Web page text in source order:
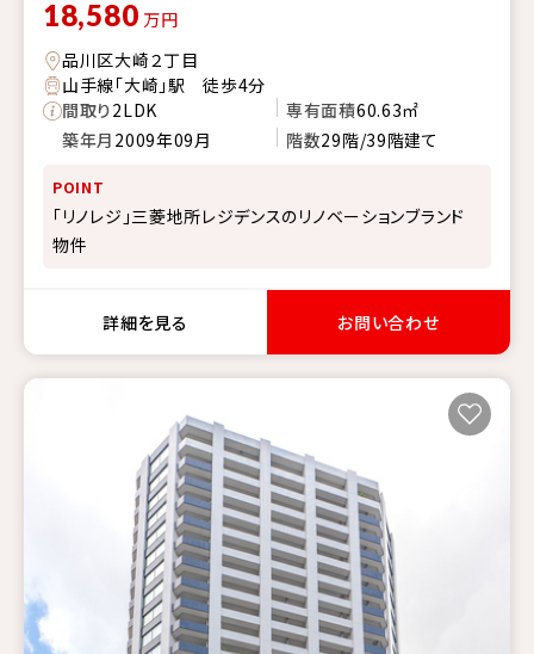
18,580 万円
品川区大崎２丁目
山手線「大崎」駅 徒歩4分
間取り2LDK 専有面積60.63㎡
築年月 2009年09月 階数29階/39階建て
POINT
「リノレジ」三菱地所レジデンスのリノベーションブランド
物件
詳細を見る お問い合わせ